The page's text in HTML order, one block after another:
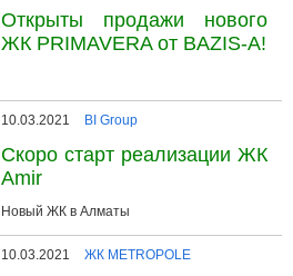
Открыты продажи нового
ЖК PRIMAVERA от BAZIS-A!
10.03.2021 BI Group
Скоро старт реализации ЖК
Amir
Новый ЖК в Алматы
10.03.2021 ЖК METROPOLE